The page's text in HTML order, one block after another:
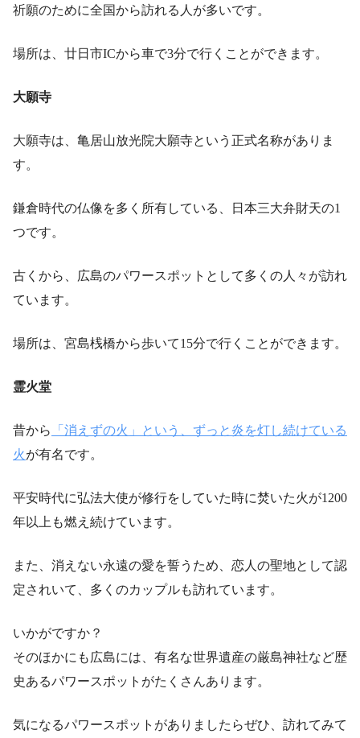
祈願のために全国から訪れる人が多いです。
場所は、廿日市ICから車で3分で行くことができます。
大願寺
大願寺は、亀居山放光院大願寺という正式名称がありま
す。
鎌倉時代の仏像を多く所有している、日本三大弁財天の1
つです。
古くから、広島のパワースポットとして多くの人々が訪れ
ています。
場所は、宮島桟橋から歩いて15分で行くことができます。
霊火堂
昔から
「消えずの火」という、ずっと炎を灯し続けている
火が有名です。
平安時代に弘法大使が修行をしていた時に焚いた火が1200
年以上も燃え続けています。
また、消えない永遠の愛を誓うため、恋人の聖地として認
定されいて、多くのカップルも訪れています。
いかがですか？
そのほかにも広島には、有名な世界遺産の厳島神社など歴
史あるパワースポットがたくさんあります。
気になるパワースポットがありましたらぜひ、訪れてみて